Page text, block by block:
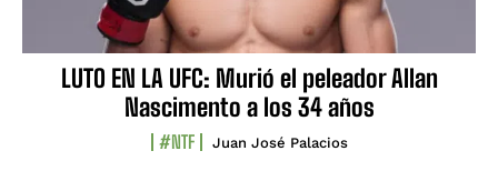
LUTO EN LA UFC: Murió el peleador Allan
Nascimento a los 34 años
#NTF Juan José Palacios